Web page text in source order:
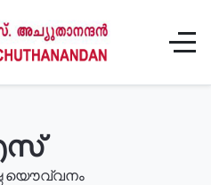
യൌവ്വനം